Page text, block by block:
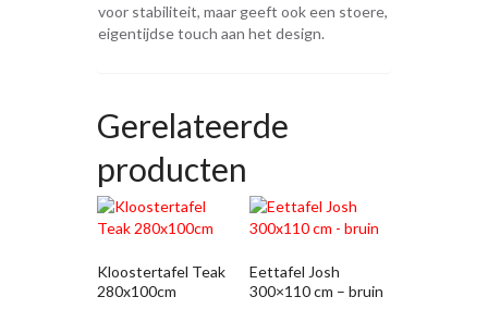
voor stabiliteit, maar geeft ook een stoere,
eigentijdse touch aan het design.
Gerelateerde
producten
Kloostertafel Teak
280x100cm
Eettafel Josh
300×110 cm – bruin